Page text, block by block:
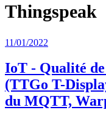
Thingspeak
11/01/2022
IoT - Qualité
(TTGo T-
du MQTT,